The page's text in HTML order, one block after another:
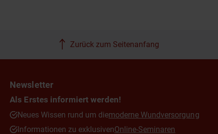
Zurück zum Seitenanfang
Newsletter
Als Erstes informiert werden!
Neues Wissen rund um diemoderne Wundversorgung
Informationen zu exklusivenOnline-Seminaren